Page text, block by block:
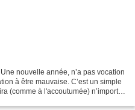
nouvelle année, n’a pas vocation
à être mauvaise. C’est un simple
(comme à l'accoutumée) n’importe